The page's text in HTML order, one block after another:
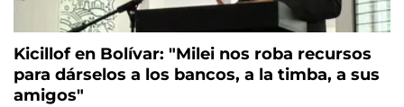
Kicillof en Bolívar: "Milei nos roba recursos
para dárselos a los bancos, a la timba, a sus
amigos"